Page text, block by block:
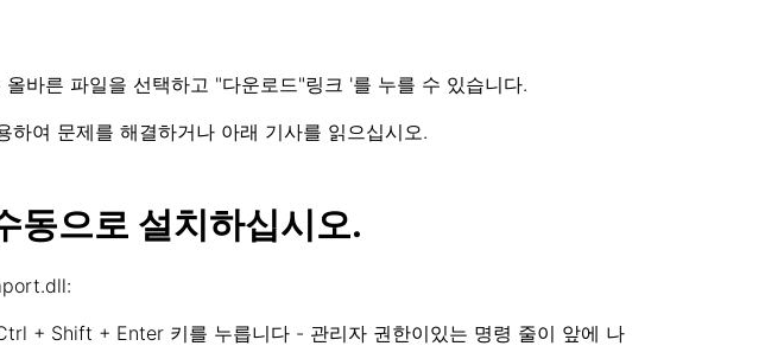
바른 파일을 선택하고 "다운로드"링크 '를 누를 수 있습니다.
여 문제를 해결하거나 아래 기사를 읽으십시오.
으로 설치하십시오.
+ Shift + Enter 키를 누릅니다 - 관리자 권한이있는 명령 줄이 앞에 나